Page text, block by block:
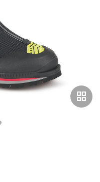
grid_view